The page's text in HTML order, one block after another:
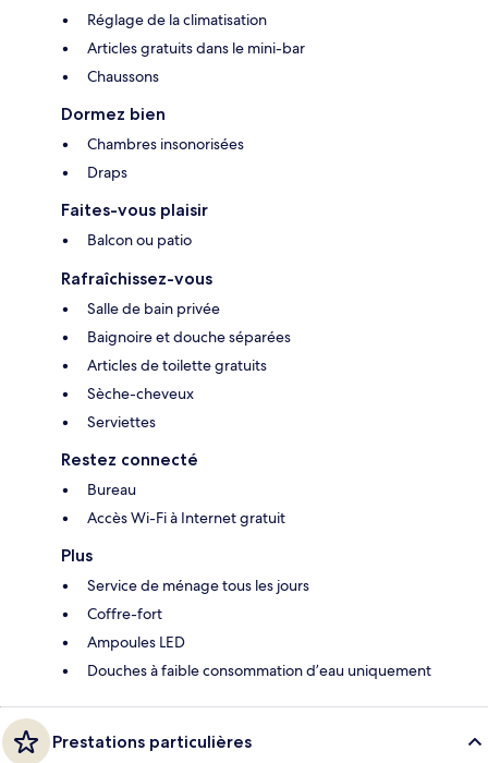
Réglage de la climatisation
Articles gratuits dans le mini-bar
Chaussons
Dormez bien
Chambres insonorisées
Draps
Faites-vous plaisir
Balcon ou patio
Rafraîchissez-vous
Salle de bain privée
Baignoire et douche séparées
Articles de toilette gratuits
Sèche-cheveux
Serviettes
Restez connecté
Bureau
Accès Wi-Fi à Internet gratuit
Plus
Service de ménage tous les jours
Coffre-fort
Ampoules LED
Douches à faible consommation d’eau uniquement
Prestations particulières